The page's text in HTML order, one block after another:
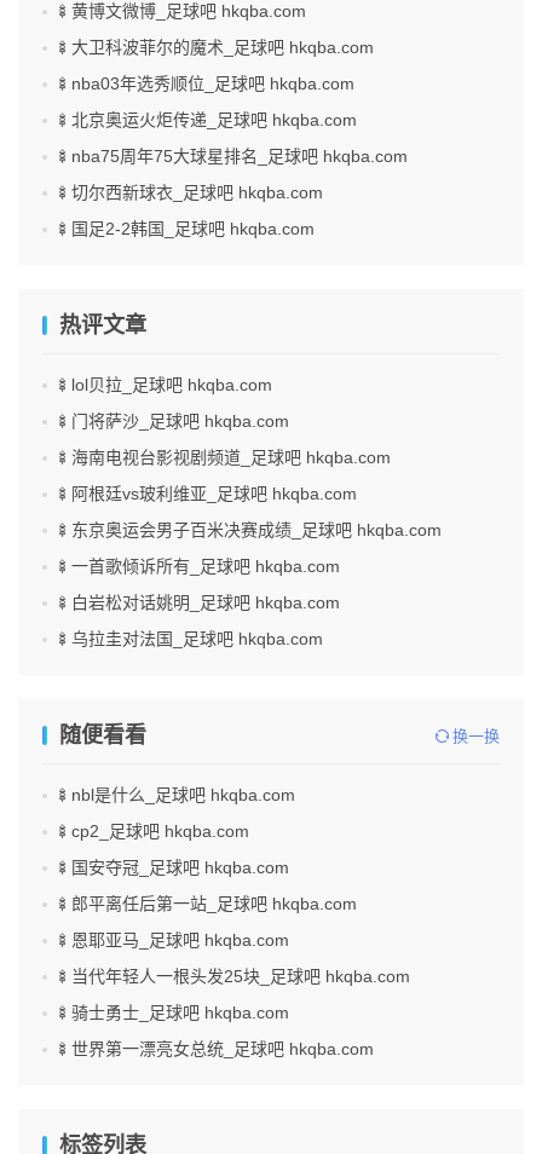
🍢黄博文微博_足球吧 hkqba.com
🍢大卫科波菲尔的魔术_足球吧 hkqba.com
🍢nba03年选秀顺位_足球吧 hkqba.com
🍢北京奥运火炬传递_足球吧 hkqba.com
🍢nba75周年75大球星排名_足球吧 hkqba.com
🍢切尔西新球衣_足球吧 hkqba.com
🍢国足2-2韩国_足球吧 hkqba.com
热评文章
🍢lol贝拉_足球吧 hkqba.com
🍢门将萨沙_足球吧 hkqba.com
🍢海南电视台影视剧频道_足球吧 hkqba.com
🍢阿根廷vs玻利维亚_足球吧 hkqba.com
🍢东京奥运会男子百米决赛成绩_足球吧 hkqba.com
🍢一首歌倾诉所有_足球吧 hkqba.com
🍢白岩松对话姚明_足球吧 hkqba.com
🍢乌拉圭对法国_足球吧 hkqba.com
随便看看 换一换
🍢nbl是什么_足球吧 hkqba.com
🍢cp2_足球吧 hkqba.com
🍢国安夺冠_足球吧 hkqba.com
🍢郎平离任后第一站_足球吧 hkqba.com
🍢恩耶亚马_足球吧 hkqba.com
🍢当代年轻人一根头发25块_足球吧 hkqba.com
🍢骑士勇士_足球吧 hkqba.com
🍢世界第一漂亮女总统_足球吧 hkqba.com
标签列表